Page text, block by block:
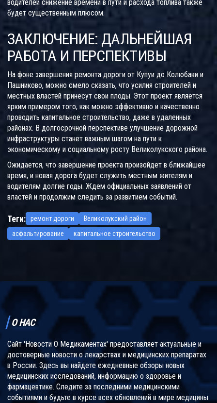
водителей снижение времени в пути и расхода топлива также
будет существенным плюсом.
ЗАКЛЮЧЕНИЕ: ДАЛЬНЕЙШАЯ
РАБОТА И ПЕРСПЕКТИВЫ
На фоне завершения ремонта дороги от Купуи до Колюбаки и
Пашниково, можно смело сказать, что усилия строителей и
местных властей принесут свои плоды. Этот проект является
ярким примером того, как можно эффективно и качественно
проводить капитальное строительство, даже в удаленных
районах. В долгосрочной перспективе улучшение дорожной
инфраструктуры станет важным шагом на пути к
экономическому и социальному росту Великолукского района.
Ожидается, что завершение проекта произойдет в ближайшее
время, и новая дорога будет служить местным жителям и
водителям долгие годы. Ждем официальных заявлений от
властей и продолжим следить за развитием событий.
Теги: ремонт дороги
Великолукский район
асфальтирование
капитальное строительство
О НАС
Сайт 'Новости О Медикаментах' предоставляет актуальные и
достоверные новости о лекарствах и медицинских препаратах
в России. Здесь вы найдете ежедневные обзоры новых
медицинских исследований, информацию о здоровье и
фармацевтике. Следите за последними медицинскими
событиями и будьте в курсе всех обновлений в мире медицины.